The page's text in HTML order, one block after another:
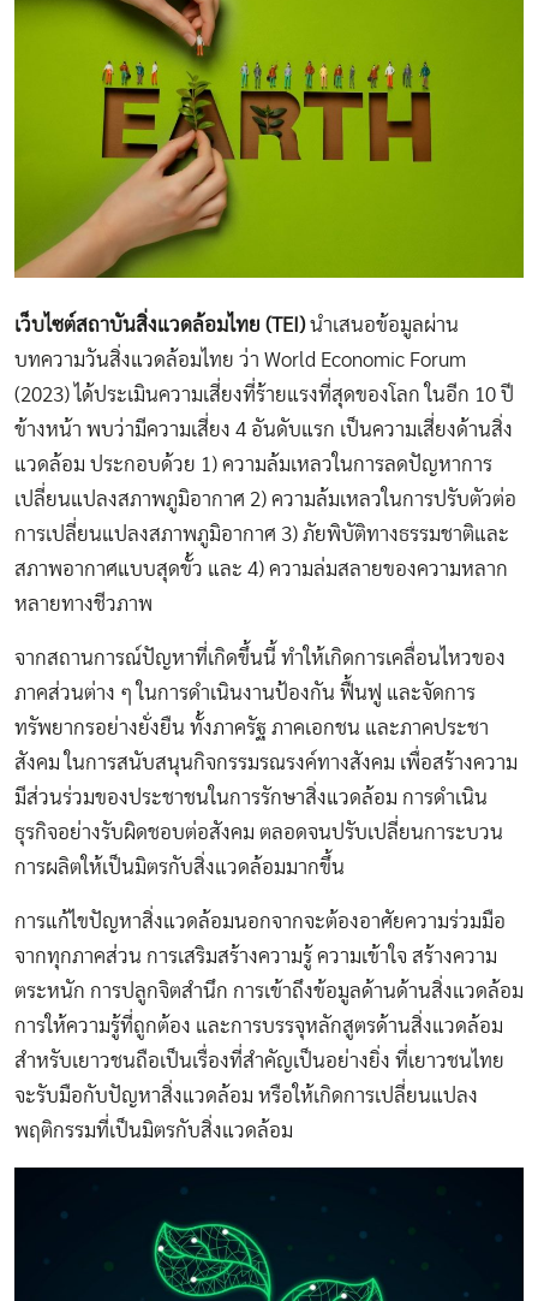
เว็บไซต์สถาบันสิ่งแวดล้อมไทย (TEI)นำเสนอข้อมูลผ่าน
บทความวันสิ่งแวดล้อมไทย ว่า World Economic Forum
(2023) ได้ประเมินความเสี่ยงที่ร้ายแรงที่สุดของโลก ในอีก 10 ปี
ข้างหน้า พบว่ามีความเสี่ยง 4 อันดับแรก เป็นความเสี่ยงด้านสิ่ง
แวดล้อม ประกอบด้วย 1) ความล้มเหลวในการลดปัญหาการ
เปลี่ยนแปลงสภาพภูมิอากาศ 2) ความล้มเหลวในการปรับตัวต่อ
การเปลี่ยนแปลงสภาพภูมิอากาศ 3) ภัยพิบัติทางธรรมชาติและ
สภาพอากาศแบบสุดขั้ว และ 4) ความล่มสลายของความหลาก
หลายทางชีวภาพ
จากสถานการณ์ปัญหาที่เกิดขึ้นนี้ ทำให้เกิดการเคลื่อนไหวของ
ภาคส่วนต่าง ๆ ในการดำเนินงานป้องกัน ฟื้นฟู และจัดการ
ทรัพยากรอย่างยั่งยืน ทั้งภาครัฐ ภาคเอกชน และภาคประชา
สังคม ในการสนับสนุนกิจกรรมรณรงค์ทางสังคม เพื่อสร้างความ
มีส่วนร่วมของประชาชนในการรักษาสิ่งแวดล้อม การดำเนิน
ธุรกิจอย่างรับผิดชอบต่อสังคม ตลอดจนปรับเปลี่ยนการะบวน
การผลิตให้เป็นมิตรกับสิ่งแวดล้อมมากขึ้น
การแก้ไขปัญหาสิ่งแวดล้อมนอกจากจะต้องอาศัยความร่วมมือ
จากทุกภาคส่วน การเสริมสร้างความรู้ ความเข้าใจ สร้างความ
ตระหนัก การปลูกจิตสำนึก การเข้าถึงข้อมูลด้านด้านสิ่งแวดล้อม
การให้ความรู้ที่ถูกต้อง และการบรรจุหลักสูตรด้านสิ่งแวดล้อม
สำหรับเยาวชนถือเป็นเรื่องที่สำคัญเป็นอย่างยิ่ง ที่เยาวชนไทย
จะรับมือกับปัญหาสิ่งแวดล้อม หรือให้เกิดการเปลี่ยนแปลง
พฤติกรรมที่เป็นมิตรกับสิ่งแวดล้อม